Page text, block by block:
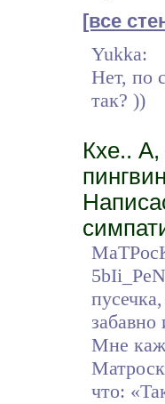
[все
Yukka:
Нет, по
так? ))
Кхе..
Мне
что: